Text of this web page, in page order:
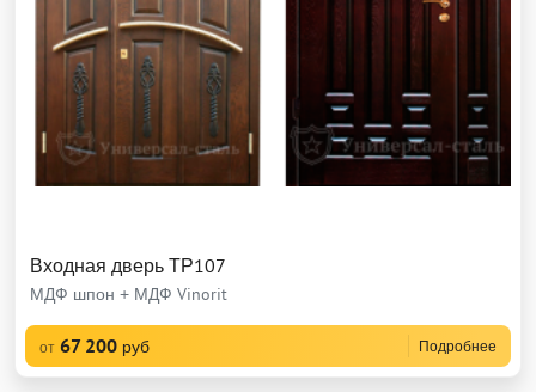
Входная дверь ТР107
МДФ шпон + МДФ Vinorit
от 67 200 руб Подробнее